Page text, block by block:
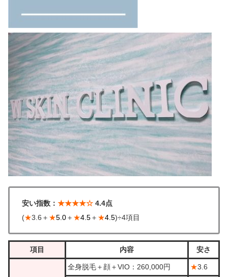
安い指数： ★★★★☆ 4.4点
(★3.6＋ ★5.0＋ ★4.5＋ ★4.5)÷4項目
項目 内容 安さ
全身脱毛＋顔＋VIO：260,000円 ★3.6